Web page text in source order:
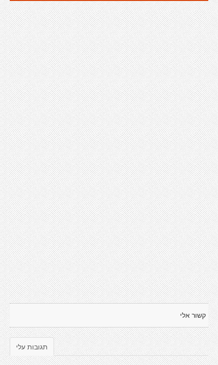
קשור אלי
תגובות עלי